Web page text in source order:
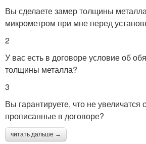
Вы сделаете замер толщины
микрометром при мне перед
2
У вас есть в договоре условие об
толщины металла?
3
Вы гарантируете, что не увеличатся
прописанные в договоре?
читать дальше →